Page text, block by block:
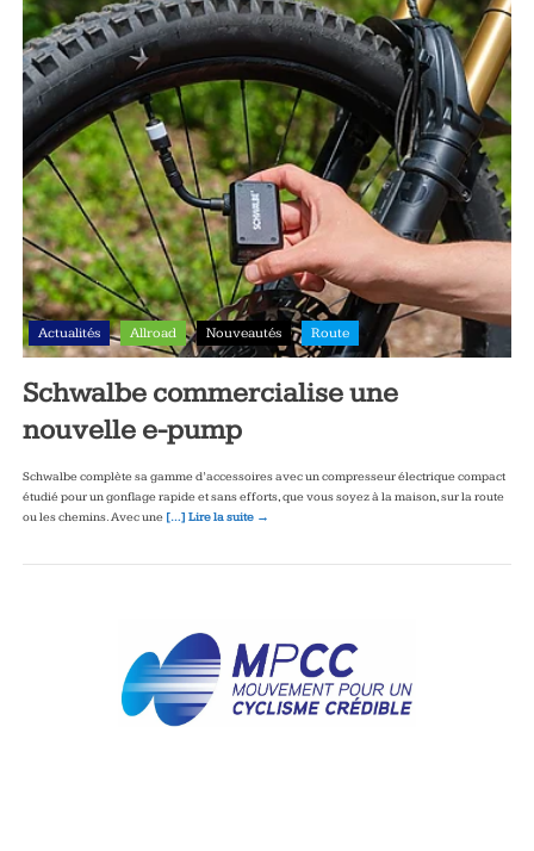
Actualités Allroad Nouveautés Route
Schwalbe commercialise une
nouvelle e-pump
Schwalbe complète sa gamme d’accessoires avec un compresseur électrique compact
étudié pour un gonflage rapide et sans efforts, que vous soyez à la maison, sur la route
ou les chemins. Avec une […] Lire la suite →